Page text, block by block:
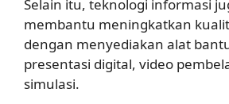
Selain itu, teknologi informasi
membantu meningkatkan
dengan menyediakan alat
presentasi digital, video
simulasi.